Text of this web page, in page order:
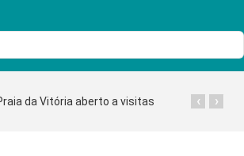
da Vitória aberto a visitas ›
‹